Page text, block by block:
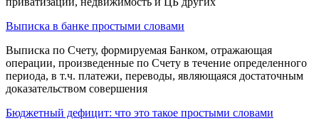
Выписка в банке простыми словами
Выписка по Счету, формируемая Банком, отражающая
операции, произведенные по Счету в течение определенного
периода, в т.ч. платежи, переводы, являющаяся достаточным
доказательством совершения
Бюджетный дефицит: что это такое простыми словами